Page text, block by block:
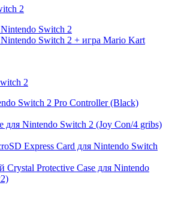
2
Switch 2
Switch 2 + игра Mario Kart
2
Switch 2 Pro Controller (Black)
для Nintendo Switch 2 (Joy Con/4 gribs)
Express Card для Nintendo Switch
Crystal Protective Case для Nintendo